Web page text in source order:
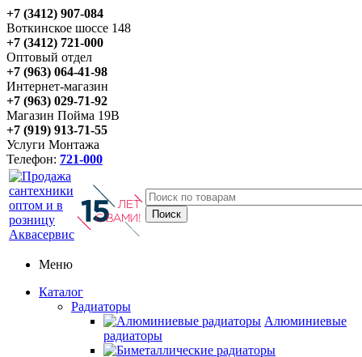
+7 (3412) 907-084
Воткинское шоссе 148
+7 (3412) 721-000
Оптовый отдел
+7 (963) 064-41-98
Интернет-магазин
+7 (963) 029-71-92
Магазин Пойма 19В
+7 (919) 913-71-55
Услуги Монтажа
Телефон: 721-000
Меню
Каталог
Радиаторы
Алюминиевые
радиаторы